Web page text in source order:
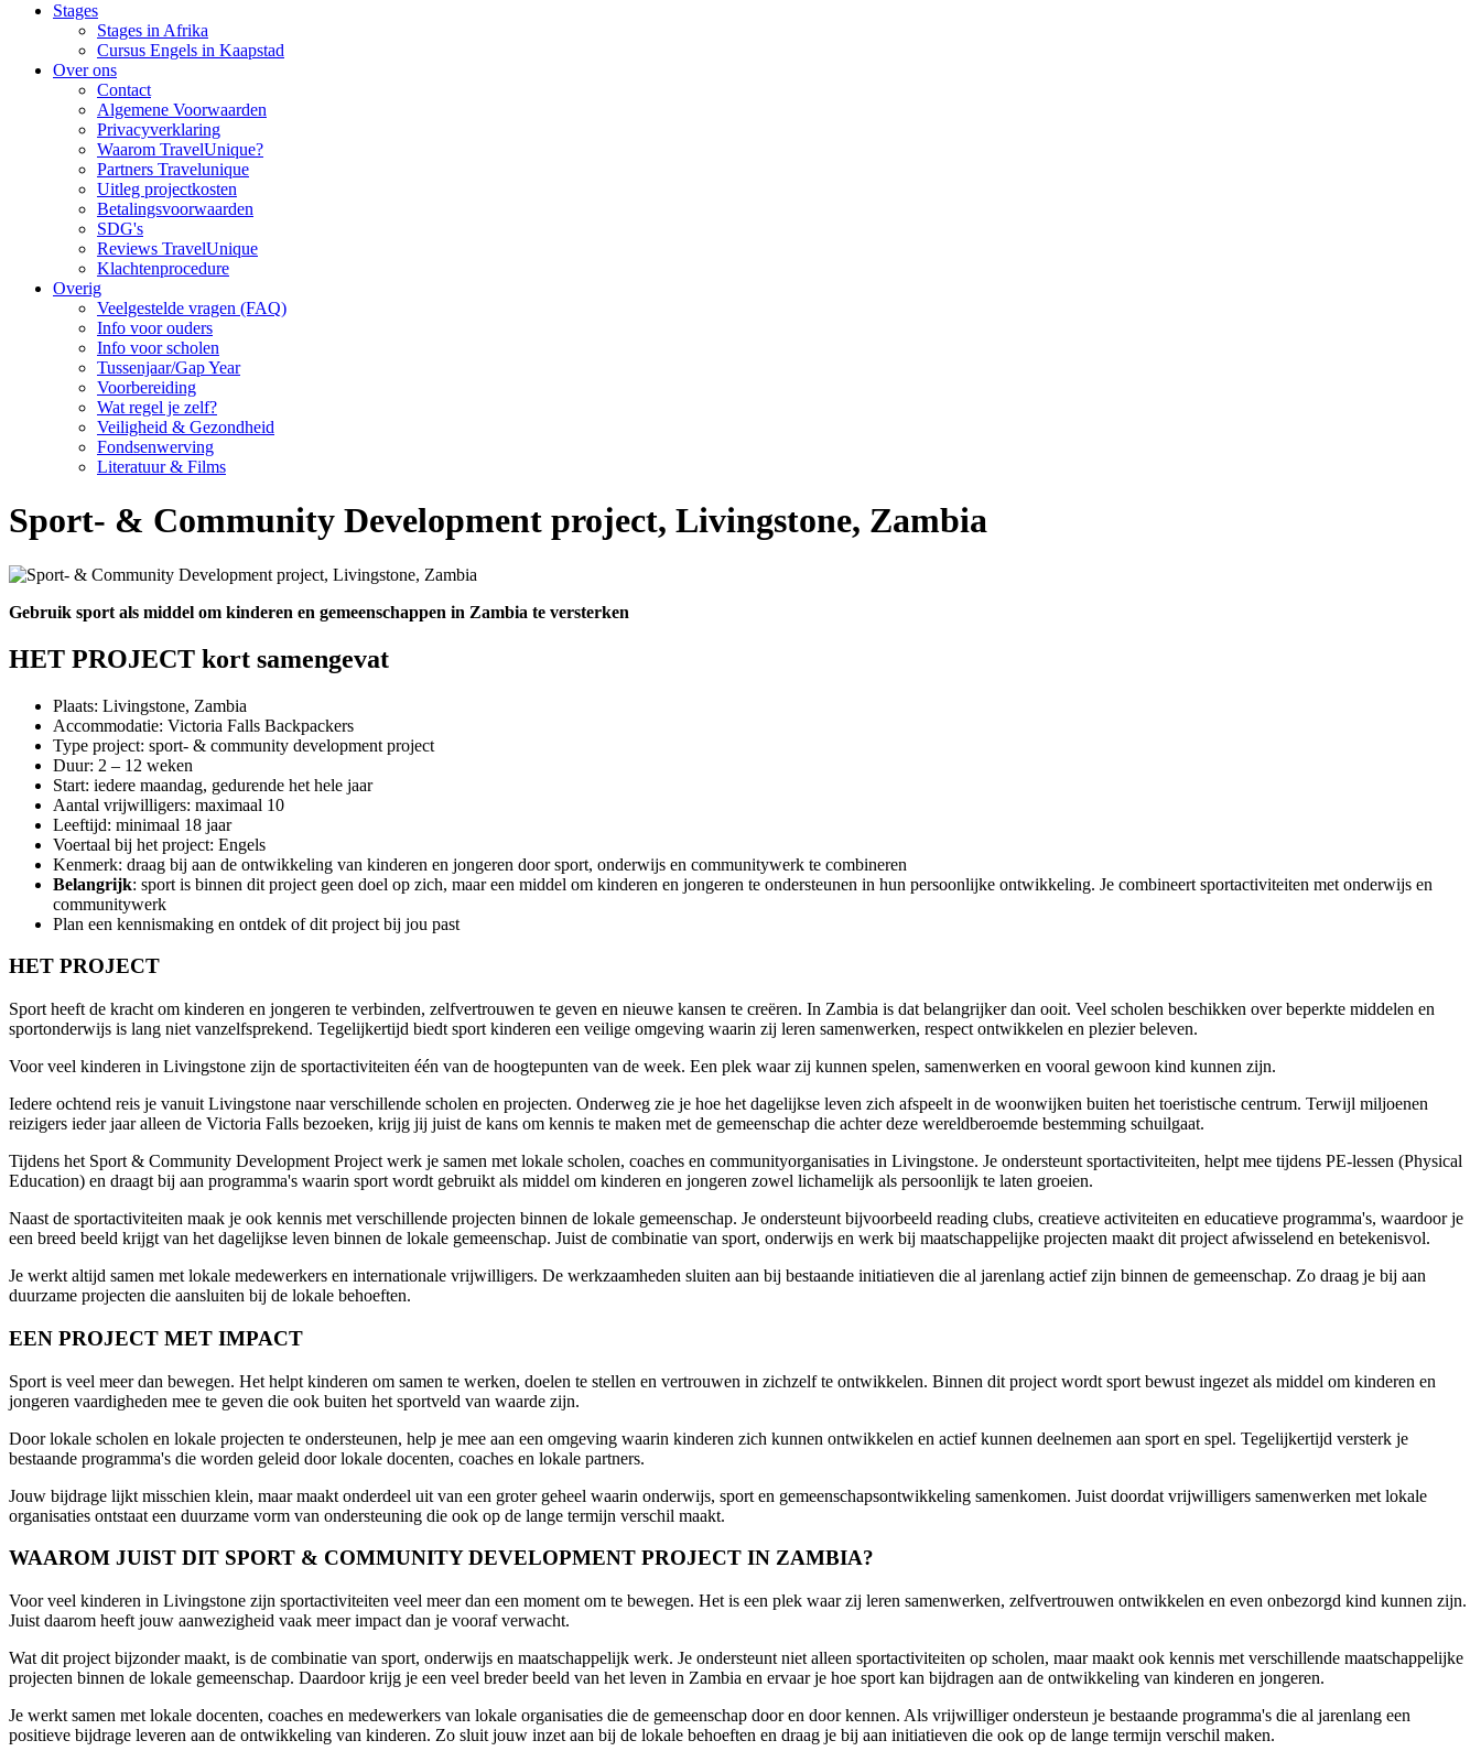
Stages
Stages in Afrika
Cursus Engels in Kaapstad
Over ons
Contact
Algemene Voorwaarden
Privacyverklaring
Waarom TravelUnique?
Partners Travelunique
Uitleg projectkosten
Betalingsvoorwaarden
SDG's
Reviews TravelUnique
Klachtenprocedure
Overig
Veelgestelde vragen (FAQ)
Info voor ouders
Info voor scholen
Tussenjaar/Gap Year
Voorbereiding
Wat regel je zelf?
Veiligheid & Gezondheid
Fondsenwerving
Literatuur & Films
Sport- & Community Development project, Livingstone, Zambia
Gebruik sport als middel om kinderen en gemeenschappen in Zambia te versterken
HET PROJECT kort samengevat
Plaats: Livingstone, Zambia
Accommodatie: Victoria Falls Backpackers
Type project: sport- & community development project
Duur: 2 – 12 weken
Start: iedere maandag, gedurende het hele jaar
Aantal vrijwilligers: maximaal 10
Leeftijd: minimaal 18 jaar
Voertaal bij het project: Engels
Kenmerk: draag bij aan de ontwikkeling van kinderen en jongeren door sport, onderwijs en communitywerk te combineren
Belangrijk: sport is binnen dit project geen doel op zich, maar een middel om kinderen en jongeren te ondersteunen in hun persoonlijke ontwikkeling. Je combineert sportactiviteiten met onderwijs en
communitywerk
Plan een kennismaking en ontdek of dit project bij jou past
HET PROJECT
Sport heeft de kracht om kinderen en jongeren te verbinden, zelfvertrouwen te geven en nieuwe kansen te creëren. In Zambia is dat belangrijker dan ooit. Veel scholen beschikken over beperkte middelen en
sportonderwijs is lang niet vanzelfsprekend. Tegelijkertijd biedt sport kinderen een veilige omgeving waarin zij leren samenwerken, respect ontwikkelen en plezier beleven.
Voor veel kinderen in Livingstone zijn de sportactiviteiten één van de hoogtepunten van de week. Een plek waar zij kunnen spelen, samenwerken en vooral gewoon kind kunnen zijn.
Iedere ochtend reis je vanuit Livingstone naar verschillende scholen en projecten. Onderweg zie je hoe het dagelijkse leven zich afspeelt in de woonwijken buiten het toeristische centrum. Terwijl miljoenen
reizigers ieder jaar alleen de Victoria Falls bezoeken, krijg jij juist de kans om kennis te maken met de gemeenschap die achter deze wereldberoemde bestemming schuilgaat.
Tijdens het Sport & Community Development Project werk je samen met lokale scholen, coaches en communityorganisaties in Livingstone. Je ondersteunt sportactiviteiten, helpt mee tijdens PE-lessen (Physical
Education) en draagt bij aan programma's waarin sport wordt gebruikt als middel om kinderen en jongeren zowel lichamelijk als persoonlijk te laten groeien.
Naast de sportactiviteiten maak je ook kennis met verschillende projecten binnen de lokale gemeenschap. Je ondersteunt bijvoorbeeld reading clubs, creatieve activiteiten en educatieve programma's, waardoor je
een breed beeld krijgt van het dagelijkse leven binnen de lokale gemeenschap. Juist de combinatie van sport, onderwijs en werk bij maatschappelijke projecten maakt dit project afwisselend en betekenisvol.
Je werkt altijd samen met lokale medewerkers en internationale vrijwilligers. De werkzaamheden sluiten aan bij bestaande initiatieven die al jarenlang actief zijn binnen de gemeenschap. Zo draag je bij aan
duurzame projecten die aansluiten bij de lokale behoeften.
EEN PROJECT MET IMPACT
Sport is veel meer dan bewegen. Het helpt kinderen om samen te werken, doelen te stellen en vertrouwen in zichzelf te ontwikkelen. Binnen dit project wordt sport bewust ingezet als middel om kinderen en
jongeren vaardigheden mee te geven die ook buiten het sportveld van waarde zijn.
Door lokale scholen en lokale projecten te ondersteunen, help je mee aan een omgeving waarin kinderen zich kunnen ontwikkelen en actief kunnen deelnemen aan sport en spel. Tegelijkertijd versterk je
bestaande programma's die worden geleid door lokale docenten, coaches en lokale partners.
Jouw bijdrage lijkt misschien klein, maar maakt onderdeel uit van een groter geheel waarin onderwijs, sport en gemeenschapsontwikkeling samenkomen. Juist doordat vrijwilligers samenwerken met lokale
organisaties ontstaat een duurzame vorm van ondersteuning die ook op de lange termijn verschil maakt.
WAAROM JUIST DIT SPORT & COMMUNITY DEVELOPMENT PROJECT IN ZAMBIA?
Voor veel kinderen in Livingstone zijn sportactiviteiten veel meer dan een moment om te bewegen. Het is een plek waar zij leren samenwerken, zelfvertrouwen ontwikkelen en even onbezorgd kind kunnen zijn.
Juist daarom heeft jouw aanwezigheid vaak meer impact dan je vooraf verwacht.
Wat dit project bijzonder maakt, is de combinatie van sport, onderwijs en maatschappelijk werk. Je ondersteunt niet alleen sportactiviteiten op scholen, maar maakt ook kennis met verschillende maatschappelijke
projecten binnen de lokale gemeenschap. Daardoor krijg je een veel breder beeld van het leven in Zambia en ervaar je hoe sport kan bijdragen aan de ontwikkeling van kinderen en jongeren.
Je werkt samen met lokale docenten, coaches en medewerkers van lokale organisaties die de gemeenschap door en door kennen. Als vrijwilliger ondersteun je bestaande programma's die al jarenlang een
positieve bijdrage leveren aan de ontwikkeling van kinderen. Zo sluit jouw inzet aan bij de lokale behoeften en draag je bij aan initiatieven die ook op de lange termijn verschil maken.